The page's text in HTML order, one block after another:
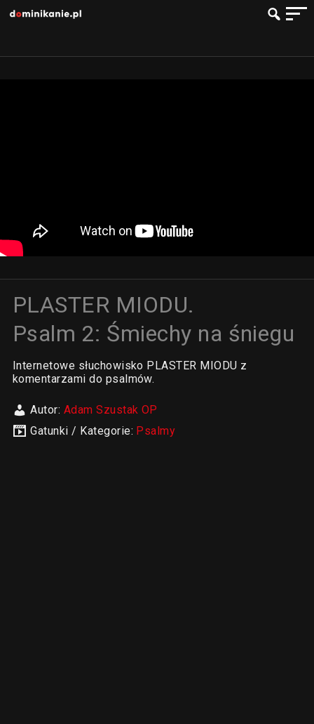
PLASTER MIODU.
Psalm 2: Śmiechy na śniegu
Internetowe słuchowisko PLASTER MIODU z
komentarzami do psalmów.
Autor: Adam Szustak OP
Gatunki / Kategorie: Psalmy